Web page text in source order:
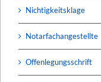
Nichtigkeitsklage
Notarfachangestellte
Offenlegungsschrift